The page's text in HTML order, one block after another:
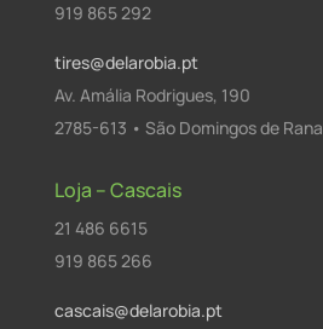
919 865 292
tires@delarobia.pt
Av. Amália Rodrigues, 190
2785-613 • São Domingos de Rana
Loja – Cascais
21 486 6615
919 865 266
cascais@delarobia.pt